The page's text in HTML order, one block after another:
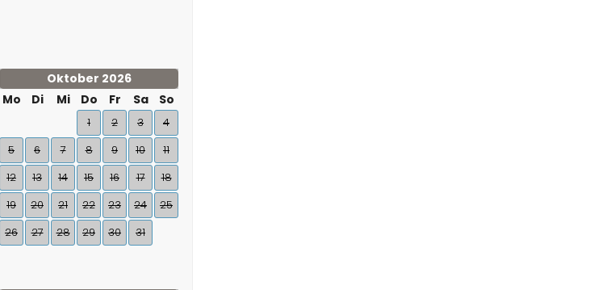
Oktober 2026
Mo
Di Mi Do Fr Sa So
1 2 3
4
5
6 7 8 9 10
11
12
13 14 15 16 17
18
19
20 21 22 23 24
25
26
27 28 29 30 31